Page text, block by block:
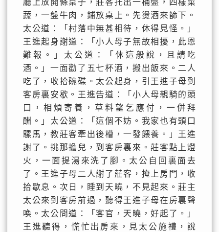
廳上放開條桌子，莊客托出一桶盤，四樣菜
蔬，一盤牛肉，鋪放桌上。先燙酒來篩下。
太公道：「村落中無甚相待，休得見怪。」
王進起身謝道：「小人母子無故相擾，此恩
難報。」太公道：「休這般說，且請吃
酒。」一面勸了五七杯酒，搬出飯來。二人
吃了，收拾碗碟。太公起身，引王進子母到
客房裏安歇。王進告道：「小人母親騎的頭
口，相煩寄養，草料望乞應付，一併拜
酬。」太公道：「這個不妨。我家也有頭口
騾馬，教莊客牽出後槽，一發餵養。」王進
謝了。挑那擔兒，到客房裏來。莊客點上燈
火，一面提湯來洗了腳。太公自回裏面去
了。王進子母二人謝了莊客，掩上房門，收
拾歇息。次日，睡到天曉，不見起來。莊主
太公來到客房前過，聽得王進子母在房裏聲
喚。太公問道：「客官，天曉，好起了。」
王進聽得，慌忙出房來，見太公施禮，說